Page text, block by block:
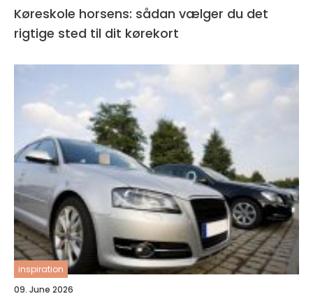
Køreskole horsens: sådan vælger du det
rigtige sted til dit kørekort
inspiration
09. June 2026